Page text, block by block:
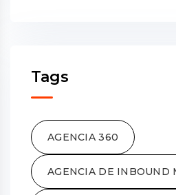
Tags
AGENCIA 360
AGENCIA DE INBOUND